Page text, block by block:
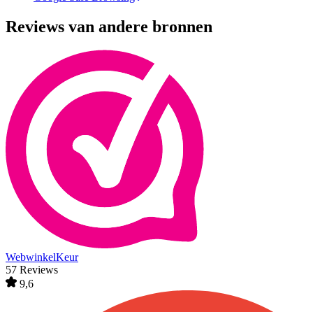
Reviews van andere bronnen
WebwinkelKeur
57 Reviews
9,6